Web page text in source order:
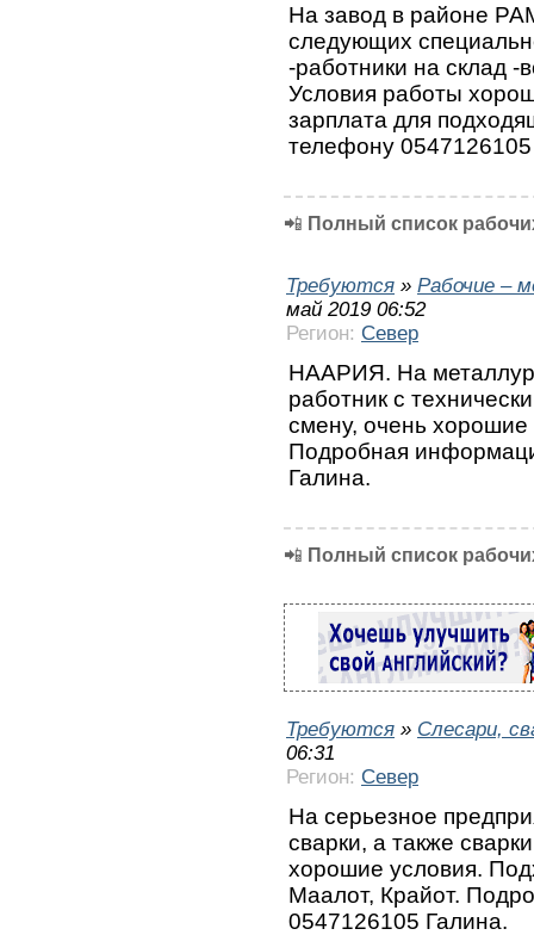
На завод в районе
следующих
-работники на склад -
Условия работы
зарплата для
телефону
📲 Полный список
Требуются » Рабочие –
май 2019 06:52
Регион: Север
НААРИЯ. На
работник с
смену, очень
Подробная
Галина.
📲 Полный список
Требуются » Слесари,
06:31
Регион: Север
На серьезное
сварки, а также
хорошие условия.
Маалот, Крайот.
0547126105 Галина.